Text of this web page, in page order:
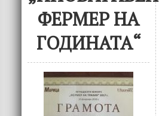
ФЕРМЕР НА
ГОДИНАТА“